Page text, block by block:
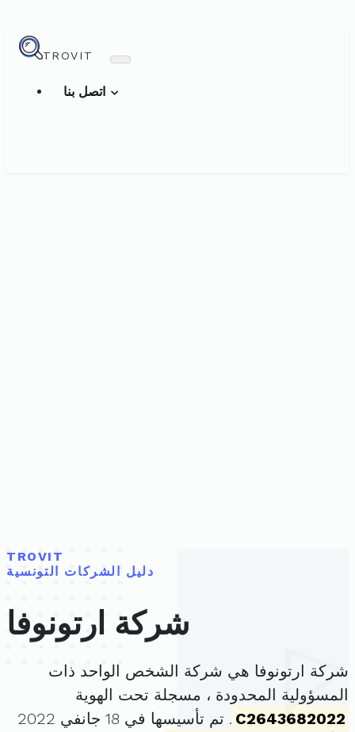
TROVIT
TROVIT
دليل الشركات التونسية
شركة ارتونوفا
شركة ارتونوفا هي شركة الشخص الواحد ذات
المسؤولية المحدودة ، مسجلة تحت الهوية
C2643682022
. تم تأسيسها في 18 جانفي 2022